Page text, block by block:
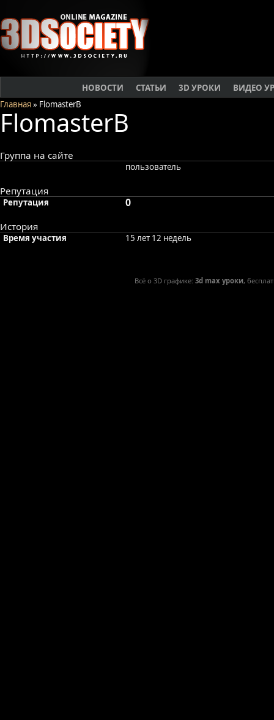
НОВОСТИ СТАТЬИ 3D УРОКИ
ВИДЕО
Главная» FlomasterB
FlomasterB
Группа на сайте
пользователь
Репутация
Репутация 0
История
Время участия 15 лет 12 недель
Всё о 3D графике:3d max уроки,